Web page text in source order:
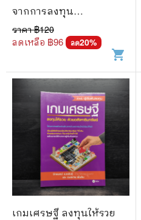
จากการลงทุน
อสังหาริมทรัพย์ -
ผศ.ดร.เกษรา ธัญลักษณ์
ราคา ฿120
ลดเหลือ ฿96 ลด20%
shopping_cart
เกมเศรษฐี ลงทุนให้รวย